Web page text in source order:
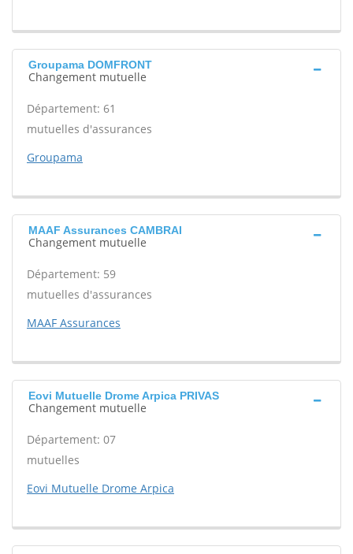
Groupama DOMFRONT
Changement mutuelle
Département: 61
mutuelles d'assurances
Groupama
MAAF Assurances CAMBRAI
Changement mutuelle
Département: 59
mutuelles d'assurances
MAAF Assurances
Eovi Mutuelle Drome Arpica PRIVAS
Changement mutuelle
Département: 07
mutuelles
Eovi Mutuelle Drome Arpica